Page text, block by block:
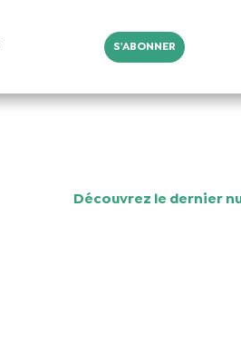
S'ABONNER
Découvrez le dernier